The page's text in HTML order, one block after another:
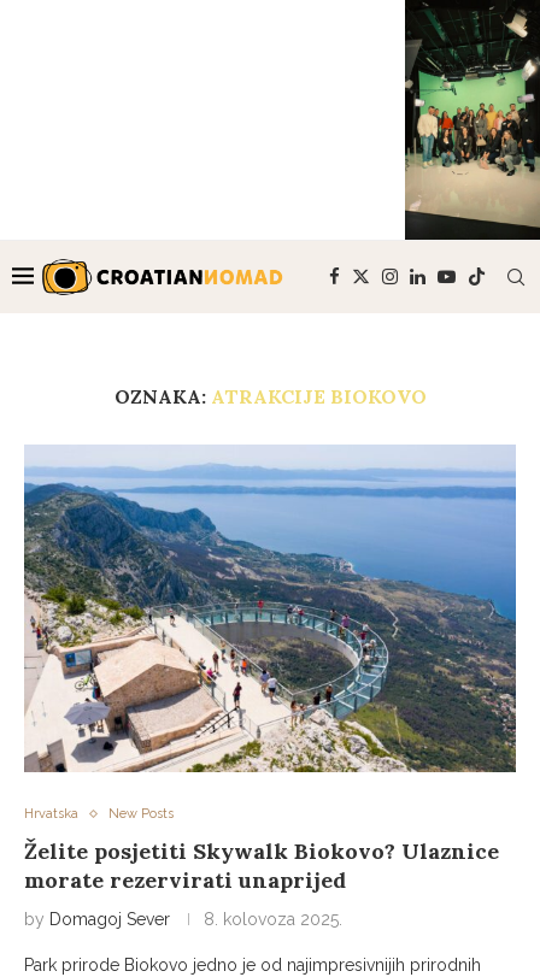
OZNAKA: ATRAKCIJE BIOKOVO
Hrvatska New Posts
Želite posjetiti Skywalk Biokovo? Ulaznice
morate rezervirati unaprijed
by Domagoj Sever 8. kolovoza 2025.
Park prirode Biokovo jedno je od najimpresivnijih prirodnih